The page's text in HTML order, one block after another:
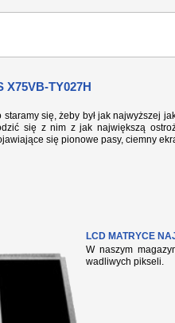
X75VB-TY027H
się, żeby był jak najwyższej
się z nim z jak największą
się pionowe pasy, ciemny
LCD MATRYCE
W naszym
wadliwych pikseli.